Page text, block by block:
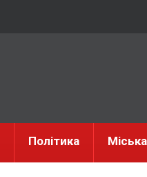
Політика